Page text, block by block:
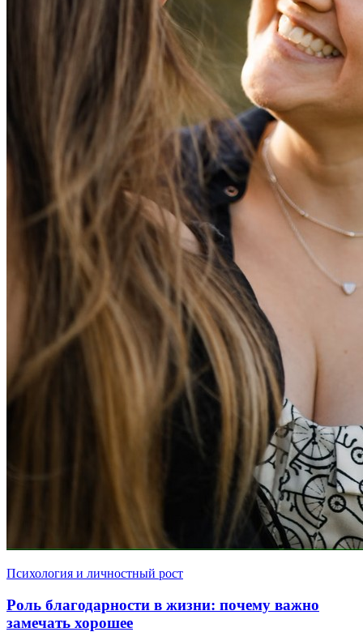
Психология и личностный рост
Роль благодарности в жизни: почему важно
замечать хорошее